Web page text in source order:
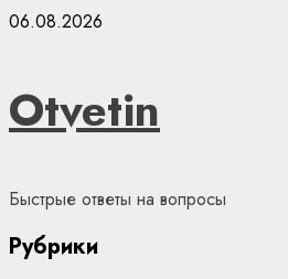
Skip
06.08.2026
Otvetin
Быстрые ответы на вопросы
Рубрики